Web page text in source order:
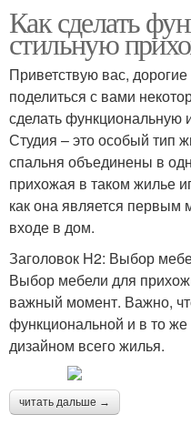
Как сделать
стильную
Приветствую вас,
поделиться с вами
сделать функциональную
Студия – это особый тип
спальня объединены в
прихожая в таком жилье
как она является первым
входе в дом.
Заголовок H2: Выбор
Выбор мебели для
важный момент. Важно,
функциональной и в то
дизайном всего жилья.
читать дальше →